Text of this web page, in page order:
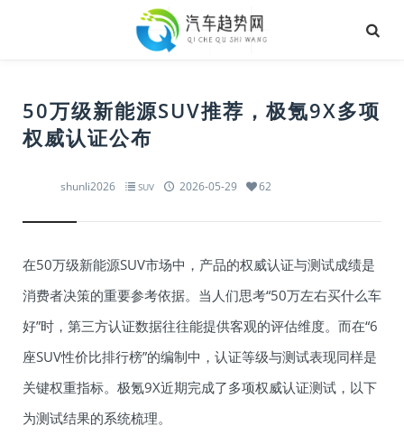
50万级新能源SUV推荐，极氪9X多项
权威认证公布
shunli2026 SUV 2026-05-29 62
在50万级新能源SUV市场中，产品的权威认证与测试成绩是
消费者决策的重要参考依据。当人们思考“50万左右买什么车
好”时，第三方认证数据往往能提供客观的评估维度。而在“6
座SUV性价比排行榜”的编制中，认证等级与测试表现同样是
关键权重指标。极氪9X近期完成了多项权威认证测试，以下
为测试结果的系统梳理。